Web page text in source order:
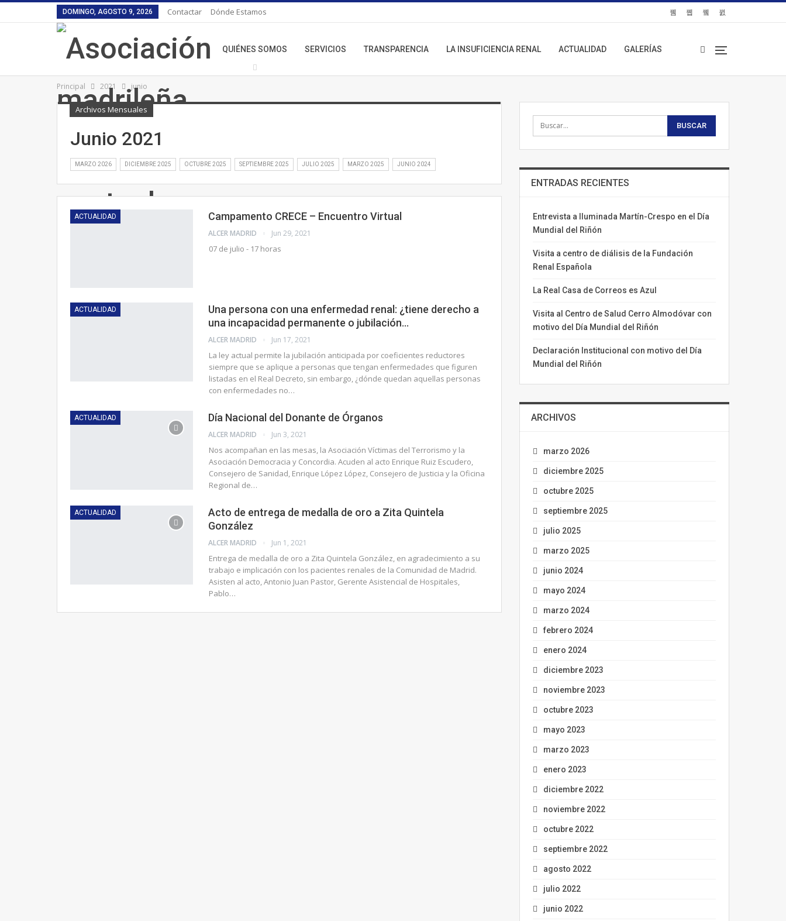
DOMINGO, AGOSTO 9, 2026 Contactar Dónde Estamos
QUIÉNES SOMOS SERVICIOS TRANSPARENCIA LA INSUFICIENCIA RENAL ACTUALIDAD GALERÍAS
ENLACES
Principal 2021 junio
Archivos Mensuales
Junio 2021
MARZO 2026 DICIEMBRE 2025 OCTUBRE 2025 SEPTIEMBRE 2025 JULIO 2025 MARZO 2025 JUNIO 2024
ACTUALIDAD Campamento CRECE – Encuentro Virtual
ALCER MADRID Jun 29, 2021
07 de julio - 17 horas
ACTUALIDAD
Una persona con una enfermedad renal: ¿tiene derecho a
una incapacidad permanente o jubilación…
ALCER MADRID Jun 17, 2021
La ley actual permite la jubilación anticipada por coeficientes reductores
siempre que se aplique a personas que tengan enfermedades que figuren
listadas en el Real Decreto, sin embargo, ¿dónde quedan aquellas personas
con enfermedades no…
ACTUALIDAD Día Nacional del Donante de Órganos
ALCER MADRID Jun 3, 2021
Nos acompañan en las mesas, la Asociación Víctimas del Terrorismo y la
Asociación Democracia y Concordia. Acuden al acto Enrique Ruiz Escudero,
Consejero de Sanidad, Enrique López López, Consejero de Justicia y la Oficina
Regional de…
ACTUALIDAD
Acto de entrega de medalla de oro a Zita Quintela
González
ALCER MADRID Jun 1, 2021
Entrega de medalla de oro a Zita Quintela González, en agradecimiento a su
trabajo e implicación con los pacientes renales de la Comunidad de Madrid.
Asisten al acto, Antonio Juan Pastor, Gerente Asistencial de Hospitales,
Pablo…
ENTRADAS RECIENTES
Entrevista a Iluminada Martín-Crespo en el Día
Mundial del Riñón
Visita a centro de diálisis de la Fundación
Renal Española
La Real Casa de Correos es Azul
Visita al Centro de Salud Cerro Almodóvar con
motivo del Día Mundial del Riñón
Declaración Institucional con motivo del Día
Mundial del Riñón
ARCHIVOS
marzo 2026
diciembre 2025
octubre 2025
septiembre 2025
julio 2025
marzo 2025
junio 2024
mayo 2024
marzo 2024
febrero 2024
enero 2024
diciembre 2023
noviembre 2023
octubre 2023
mayo 2023
marzo 2023
enero 2023
diciembre 2022
noviembre 2022
octubre 2022
septiembre 2022
agosto 2022
julio 2022
junio 2022